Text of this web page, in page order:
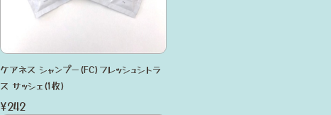
ケアネス シャンプー(FC)フレッシュシトラ
ス サッシェ(1枚)
¥242